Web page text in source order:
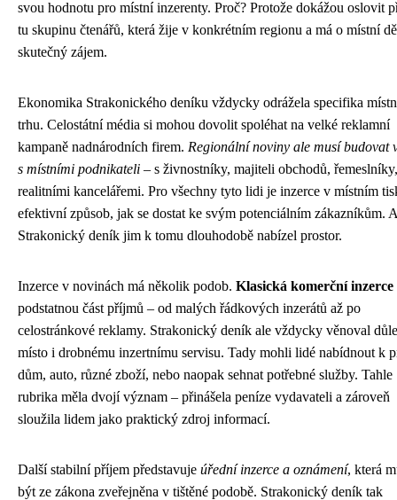
svou hodnotu pro místní inzerenty. Proč? Protože dokážou oslovit
tu skupinu čtenářů, která žije v konkrétním regionu a má o místní
skutečný zájem.
Ekonomika Strakonického deníku vždycky odrážela specifika
trhu. Celostátní média si mohou dovolit spoléhat na velké reklamní
kampaně nadnárodních firem. Regionální noviny ale musí budovat
s místními podnikateli – s živnostníky, majiteli obchodů, řemeslníky,
realitními kancelářemi. Pro všechny tyto lidi je inzerce v místním
efektivní způsob, jak se dostat ke svým potenciálním zákazníkům. A
Strakonický deník jim k tomu dlouhodobě nabízel prostor.
Inzerce v novinách má několik podob. Klasická komerční inzerce
podstatnou část příjmů – od malých řádkových inzerátů až po
celostránkové reklamy. Strakonický deník ale vždycky věnoval
místo i drobnému inzertnímu servisu. Tady mohli lidé nabídnout k
dům, auto, různé zboží, nebo naopak sehnat potřebné služby. Tahle
rubrika měla dvojí význam – přinášela peníze vydavateli a zároveň
sloužila lidem jako praktický zdroj informací.
Další stabilní příjem představuje úřední inzerce a oznámení, která
být ze zákona zveřejněna v tištěné podobě. Strakonický deník tak